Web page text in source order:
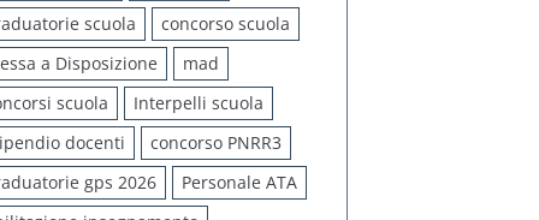
scuola
concorso scuola
a Disposizione
mad
scuola
Interpelli scuola
docenti
concorso PNRR3
gps 2026
Personale ATA